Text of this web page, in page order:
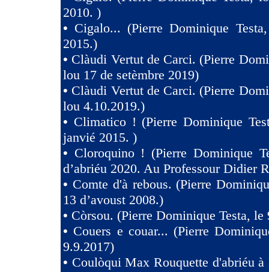
2010. )
• Cigalo... (Pierre Dominique
2015.)
• Clàudi Vertut de Carci. (Pierre
lou 17 de setèmbre 2019)
• Clàudi Vertut de Carci. (Pierre
lou 4.10.2019.)
• Climatico ! (Pierre Dominique
janvié 2015. )
• Cloroquino ! (Pierre Dominique
d’abriéu 2020. Au Professour Didier
• Comte d'à rebous. (Pierre
13 d’avoust 2008.)
• Còrsou. (Pierre Dominique Testa, le
• Couers e couar... (Pierre
9.9.2017)
• Coulòqui Max Rouquette d'abriéu